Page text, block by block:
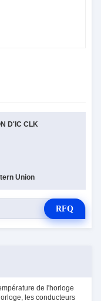
D'IC CLK
Union
RFQ
de l'horloge
les conducteurs